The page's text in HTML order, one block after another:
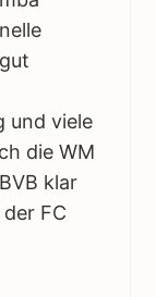
und viele
die WM
klar
FC